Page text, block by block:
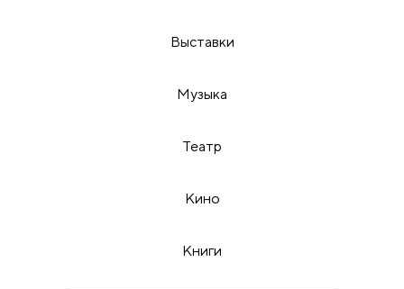
Выставки
Музыка
Театр
Кино
Книги